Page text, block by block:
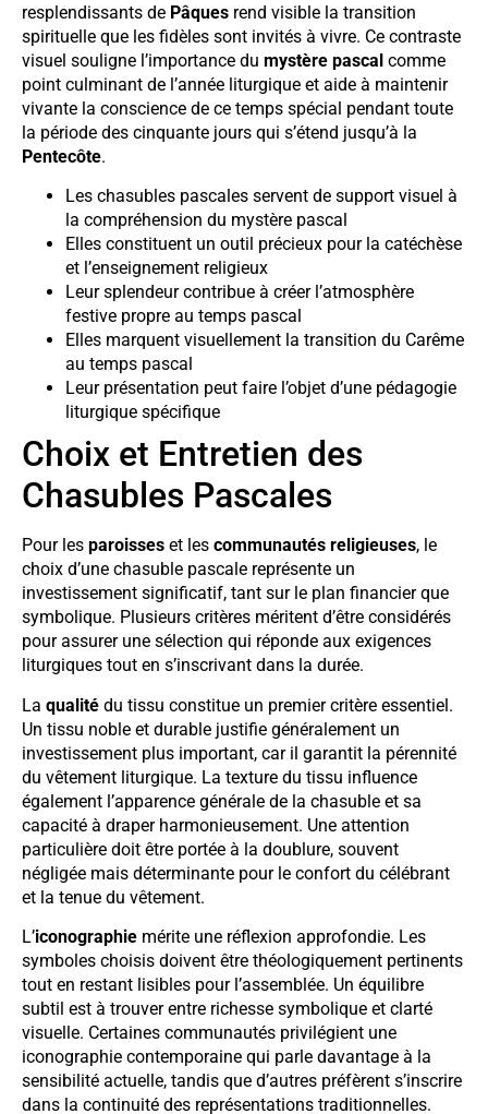
resplendissants de Pâques rend visible la transition
spirituelle que les fidèles sont invités à vivre. Ce contraste
visuel souligne l’importance du mystère pascal comme
point culminant de l’année liturgique et aide à maintenir
vivante la conscience de ce temps spécial pendant toute
la période des cinquante jours qui s’étend jusqu’à la
Pentecôte.
Les chasubles pascales servent de support visuel à
la compréhension du mystère pascal
Elles constituent un outil précieux pour la catéchèse
et l’enseignement religieux
Leur splendeur contribue à créer l’atmosphère
festive propre au temps pascal
Elles marquent visuellement la transition du Carême
au temps pascal
Leur présentation peut faire l’objet d’une pédagogie
liturgique spécifique
Choix et Entretien des
Chasubles Pascales
Pour les paroisses et les communautés religieuses, le
choix d’une chasuble pascale représente un
investissement significatif, tant sur le plan financier que
symbolique. Plusieurs critères méritent d’être considérés
pour assurer une sélection qui réponde aux exigences
liturgiques tout en s’inscrivant dans la durée.
La qualité du tissu constitue un premier critère essentiel.
Un tissu noble et durable justifie généralement un
investissement plus important, car il garantit la pérennité
du vêtement liturgique. La texture du tissu influence
également l’apparence générale de la chasuble et sa
capacité à draper harmonieusement. Une attention
particulière doit être portée à la doublure, souvent
négligée mais déterminante pour le confort du célébrant
et la tenue du vêtement.
L’iconographie mérite une réflexion approfondie. Les
symboles choisis doivent être théologiquement pertinents
tout en restant lisibles pour l’assemblée. Un équilibre
subtil est à trouver entre richesse symbolique et clarté
visuelle. Certaines communautés privilégient une
iconographie contemporaine qui parle davantage à la
sensibilité actuelle, tandis que d’autres préfèrent s’inscrire
dans la continuité des représentations traditionnelles.